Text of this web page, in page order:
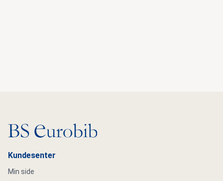
Gå til hovedsiden
Kundesenter
Min side